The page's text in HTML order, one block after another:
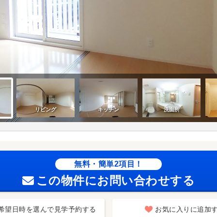
無料・簡単2項目！
この物件にお問い合わせする
望日時を選んで見学予約する お気に入りに追加